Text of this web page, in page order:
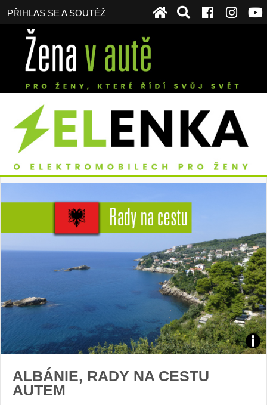
PŘIHLAS SE A SOUTĚŽ
ALBÁNIE, RADY NA CESTU
AUTEM